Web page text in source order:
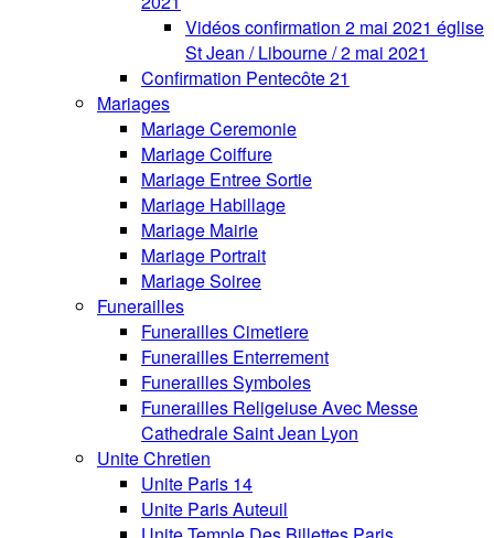
Vidéos confirmation 2 mai 2021 église
St Jean / Libourne / 2 mai 2021
Confirmation Pentecôte 21
Mariages
Mariage Ceremonie
Mariage Coiffure
Mariage Entree Sortie
Mariage Habillage
Mariage Mairie
Mariage Portrait
Mariage Soiree
Funerailles
Funerailles Cimetiere
Funerailles Enterrement
Funerailles Symboles
Funerailles Religeiuse Avec Messe
Cathedrale Saint Jean Lyon
Unite Chretien
Unite Paris 14
Unite Paris Auteuil